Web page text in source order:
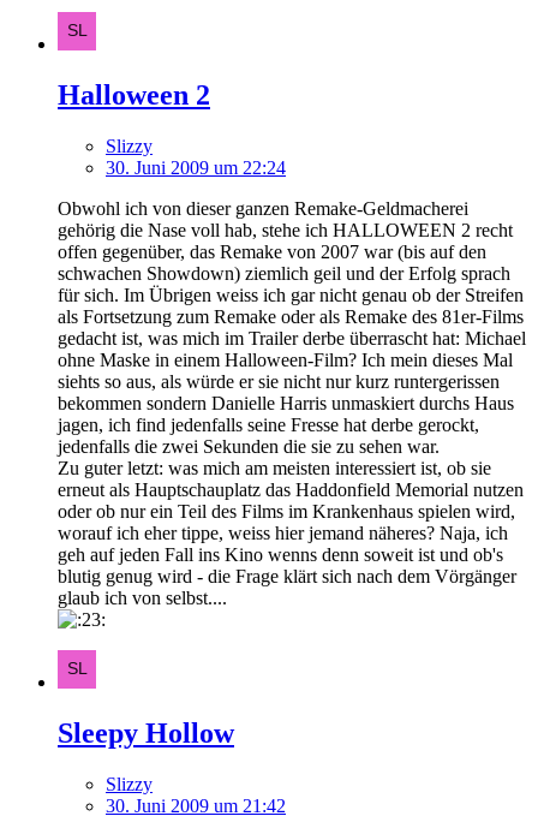
Halloween 2
Slizzy
30. Juni 2009 um 22:24
Obwohl ich von dieser ganzen Remake-Geldmacherei
gehörig die Nase voll hab, stehe ich HALLOWEEN 2 recht
offen gegenüber, das Remake von 2007 war (bis auf den
schwachen Showdown) ziemlich geil und der Erfolg sprach
für sich. Im Übrigen weiss ich gar nicht genau ob der Streifen
als Fortsetzung zum Remake oder als Remake des 81er-Films
gedacht ist, was mich im Trailer derbe überrascht hat: Michael
ohne Maske in einem Halloween-Film? Ich mein dieses Mal
siehts so aus, als würde er sie nicht nur kurz runtergerissen
bekommen sondern Danielle Harris unmaskiert durchs Haus
jagen, ich find jedenfalls seine Fresse hat derbe gerockt,
jedenfalls die zwei Sekunden die sie zu sehen war.
Zu guter letzt: was mich am meisten interessiert ist, ob sie
erneut als Hauptschauplatz das Haddonfield Memorial nutzen
oder ob nur ein Teil des Films im Krankenhaus spielen wird,
worauf ich eher tippe, weiss hier jemand näheres? Naja, ich
geh auf jeden Fall ins Kino wenns denn soweit ist und ob's
blutig genug wird - die Frage klärt sich nach dem Vörgänger
glaub ich von selbst....
Sleepy Hollow
Slizzy
30. Juni 2009 um 21:42